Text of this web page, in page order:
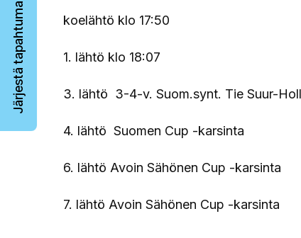
koelähtö klo 17:50
1. lähtö klo 18:07
3. lähtö 3-4-v. Suom.synt. Tie Suur-
4. lähtö Suomen Cup -karsinta
6. lähtö Avoin Sähönen Cup -karsinta
7. lähtö Avoin Sähönen Cup -karsinta
Järjestä tapahtuma